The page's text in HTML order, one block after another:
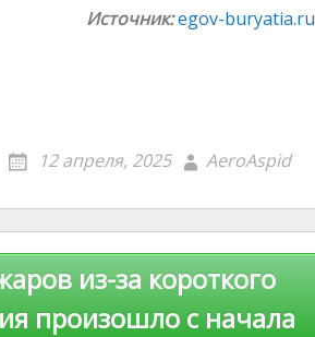
Источник:egov-buryatia.ru
12 апреля, 2025 AeroAspid
из-за короткого
произошло с начала